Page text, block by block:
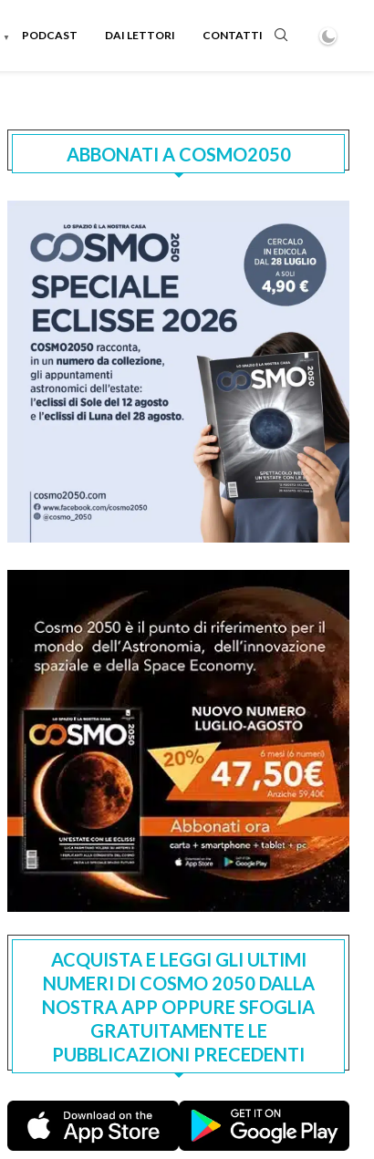
▼ PODCAST DAI LETTORI CONTATTI
ABBONATI A COSMO2050
ACQUISTA E LEGGI GLI ULTIMI
NUMERI DI COSMO 2050 DALLA
NOSTRA APP OPPURE SFOGLIA
GRATUITAMENTE LE
PUBBLICAZIONI PRECEDENTI